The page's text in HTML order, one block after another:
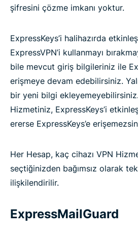
şifresini çözme imkanı yoktur.
ExpressKeys’i halihazırda
ExpressVPN’i kullanmayı
bile mevcut giriş bilgileriniz ile
erişmeye devam edebilirsiniz.
bir yeni bilgi
Hizmetiniz, ExpressKeys’i
ererse ExpressKeys’e
Her Hesap, kaç cihazı VPN
seçtiğinizden bağımsız olarak
ilişkilendirilir.
ExpressMailGuard